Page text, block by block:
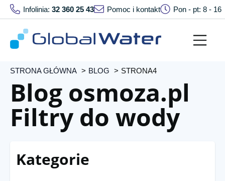
Infolinia: 32 360 25 43 Pomoc i kontakt Pon - pt: 8 - 16
STRONA GŁÓWNA BLOG STRONA4
Blog osmoza.pl
Filtry do wody
Kategorie